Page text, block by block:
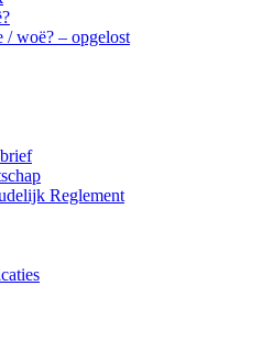
/ woë? – opgelost
Reglement